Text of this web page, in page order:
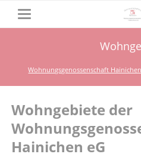
Wohnungsgenossenschaft
Wohngebiete der
Hainichen eG